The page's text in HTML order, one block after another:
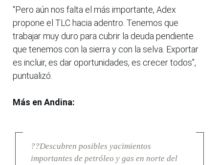
“Pero aún nos falta el más importante, Adex
propone el TLC hacia adentro. Tenemos que
trabajar muy duro para cubrir la deuda pendiente
que tenemos con la sierra y con la selva. Exportar
es incluir, es dar oportunidades, es crecer todos”,
puntualizó.
Más en Andina:
??Descubren posibles yacimientos
importantes de petróleo y gas en norte del